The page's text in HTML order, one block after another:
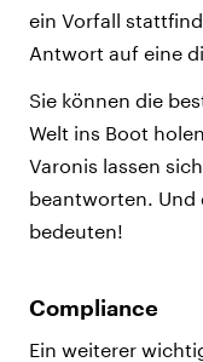
ein Vorfall
Antwort auf eine
Sie können die
Welt ins Boot
Varonis lassen
beantworten. Und
bedeuten!
Compliance
Ein weiterer